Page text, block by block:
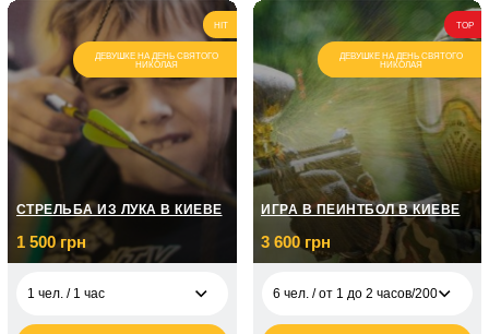
HIT
ДЕВУШКЕ НА ДЕНЬ СВЯТОГО
НИКОЛАЯ
СТРЕЛЬБА ИЗ ЛУКА В КИЕВЕ
1 500 грн
1 чел. / 1 час
TOP
ДЕВУШКЕ НА ДЕНЬ СВЯТОГО
НИКОЛАЯ
ИГРА В ПЕЙНТБОЛ В КИЕВЕ
3 600 грн
6 чел. / от 1 до 2 часов/200 шаров